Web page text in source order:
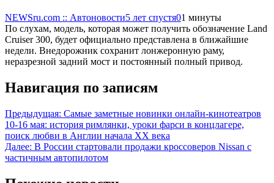
NEWSru.com :: Автоновости5 лет спустя01 минуты
По слухам, модель, которая может получить обозначение Land
Cruiser 300, будет официально представлена в ближайшие
недели. Внедорожник сохранит лонжеронную раму,
неразрезной задний мост и постоянный полный привод.
Навигация по записям
Предыдущая: Самые заметные новинки онлайн-кинотеатров
10-16 мая: история римлянки, уроки фарси в концлагере,
поиск любви в Англии начала XX века
Далее: В России стартовали продажи кроссоверов Nissan с
частичным автопилотом